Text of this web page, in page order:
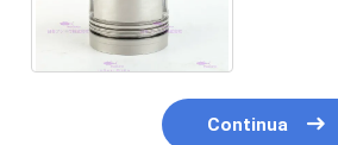
Continua